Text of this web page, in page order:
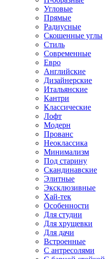
Угловые
Прямые
Радиусные
Скошенные углы
Стиль
Современные
Евро
Английские
Дизайнерские
Итальянские
Кантри
Классические
Лофт
Модерн
Прованс
Неоклассика
Минимализм
Под старину
Скандинавские
Элитные
Эксклюзивные
Хай-тек
Особенности
Для студии
Для хрущевки
Для дачи
Встроенные
С антресолями